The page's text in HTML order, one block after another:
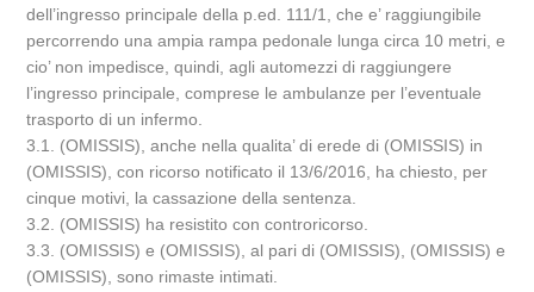
dell’ingresso principale della p.ed. 111/1, che e’ raggiungibile
percorrendo una ampia rampa pedonale lunga circa 10 metri, e
cio’ non impedisce, quindi, agli automezzi di raggiungere
l’ingresso principale, comprese le ambulanze per l’eventuale
trasporto di un infermo.
3.1. (OMISSIS), anche nella qualita’ di erede di (OMISSIS) in
(OMISSIS), con ricorso notificato il 13/6/2016, ha chiesto, per
cinque motivi, la cassazione della sentenza.
3.2. (OMISSIS) ha resistito con controricorso.
3.3. (OMISSIS) e (OMISSIS), al pari di (OMISSIS), (OMISSIS) e
(OMISSIS), sono rimaste intimati.